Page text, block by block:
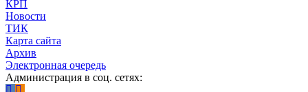
КРП
Новости
ТИК
Карта сайта
Архив
Электронная очередь
Администрация в соц. сетях: